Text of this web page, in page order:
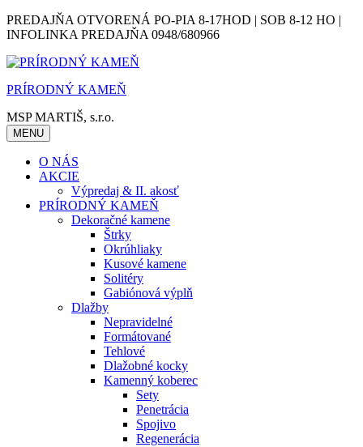
Skip
to
PREDAJŇA OTVORENÁ PO-PIA 8-17HOD | SOB 8-12 HO |
INFOLINKA PREDAJŇA 0948/680966
PRÍRODNÝ KAMEŇ
MSP MARTIŠ, s.r.o.
MENU
O NÁS
AKCIE
Výpredaj & II. akosť
PRÍRODNÝ KAMEŇ
Dekoračné kamene
Štrky
Okrúhliaky
Kusové kamene
Solitéry
Gabiónová výplň
Dlažby
Nepravidelné
Formátované
Tehlové
Dlažobné kocky
Kamenný koberec
Sety
Penetrácia
Spojivo
Regenerácia